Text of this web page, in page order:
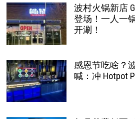
波村火锅新店
登场！一人一
开涮！
感恩节吃啥？
喊：冲 Hotpot